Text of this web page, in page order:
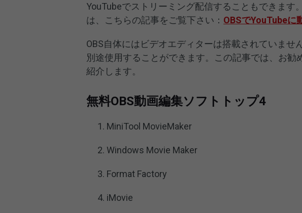
YouTubeでストリーミング配信することもできます
は、こちらの記事をご覧下さい： OBSでYouTubeに
OBS自体にはビデオエディターは搭載されていませ
別途使用することができます。この記事では、お勧
紹介します。
無料OBS動画編集ソフトトップ4
MiniTool MovieMaker
Windows Movie Maker
Format Factory
iMovie